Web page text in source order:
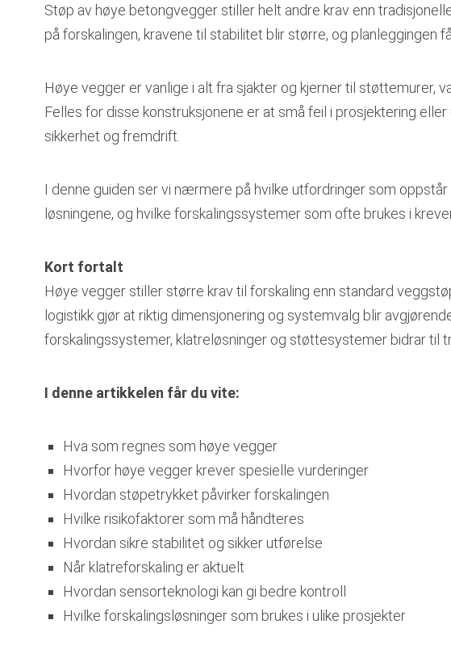
Støp av høye betongvegger stiller helt andre krav enn
på forskalingen, kravene til stabilitet blir større, og planleggingen
Høye vegger er vanlige i alt fra sjakter og kjerner til støttemurer,
Felles for disse konstruksjonene er at små feil i prosjektering
sikkerhet og fremdrift.
I denne guiden ser vi nærmere på hvilke utfordringer som
løsningene, og hvilke forskalingssystemer som ofte brukes i
Kort fortalt
Høye vegger stiller større krav til forskaling enn standard
logistikk gjør at riktig dimensjonering og systemvalg blir
forskalingssystemer, klatreløsninger og støttesystemer bidrar til
I denne artikkelen får du vite:
Hva som regnes som høye vegger
Hvorfor høye vegger krever spesielle vurderinger
Hvordan støpetrykket påvirker forskalingen
Hvilke risikofaktorer som må håndteres
Hvordan sikre stabilitet og sikker utførelse
Når klatreforskaling er aktuelt
Hvordan sensorteknologi kan gi bedre kontroll
Hvilke forskalingsløsninger som brukes i ulike prosjekter